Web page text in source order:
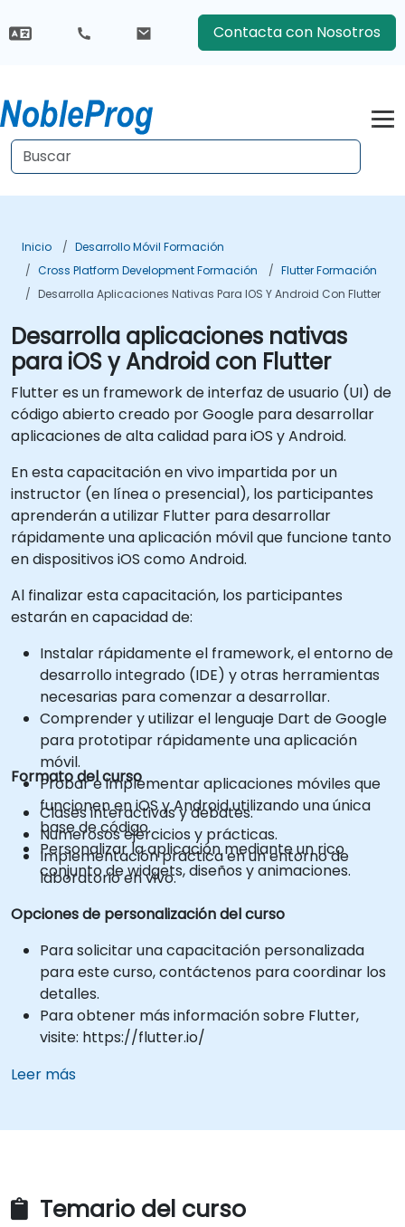
Contacta con Nosotros
Inicio
Desarrollo Móvil Formación
Cross Platform Development Formación
Flutter Formación
Desarrolla Aplicaciones Nativas Para IOS Y Android Con Flutter
Desarrolla aplicaciones nativas
para iOS y Android con Flutter
Flutter es un framework de interfaz de usuario (UI) de
código abierto creado por Google para desarrollar
aplicaciones de alta calidad para iOS y Android.
En esta capacitación en vivo impartida por un
instructor (en línea o presencial), los participantes
aprenderán a utilizar Flutter para desarrollar
rápidamente una aplicación móvil que funcione tanto
en dispositivos iOS como Android.
Al finalizar esta capacitación, los participantes
estarán en capacidad de:
Instalar rápidamente el framework, el entorno de
desarrollo integrado (IDE) y otras herramientas
necesarias para comenzar a desarrollar.
Comprender y utilizar el lenguaje Dart de Google
para prototipar rápidamente una aplicación
móvil.
Probar e implementar aplicaciones móviles que
funcionen en iOS y Android utilizando una única
base de código.
Personalizar la aplicación mediante un rico
conjunto de widgets, diseños y animaciones.
Formato del curso
Clases interactivas y debates.
Numerosos ejercicios y prácticas.
Implementación práctica en un entorno de
laboratorio en vivo.
Opciones de personalización del curso
Para solicitar una capacitación personalizada
para este curso, contáctenos para coordinar los
detalles.
Para obtener más información sobre Flutter,
visite: https://flutter.io/
Leer más
Temario del curso